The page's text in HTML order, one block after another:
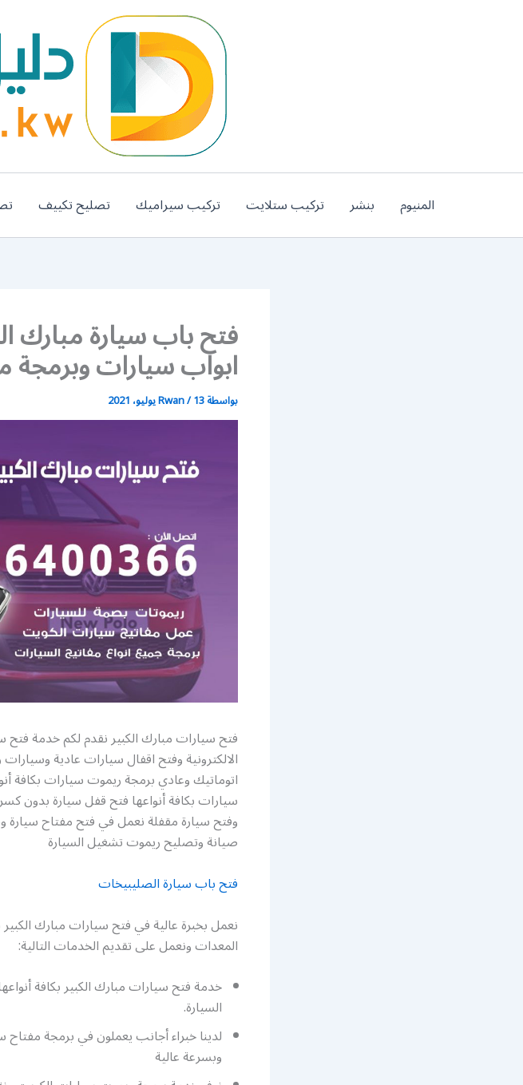
المنيوم بنشر تركيب ستلايت تركيب سيراميك تصليح تكييف
ابواب سيارات وبرمجة
بواسطة Rwan/13 يوليو، 2021
فتح سيارات مبارك الكبير نقدم لكم خدمة فتح
الالكترونية وفتح اقفال سيارات عادية
اتوماتيك وعادي برمجة ريموت سيارات
سيارات بكافة أنواعها فتح قفل سيارة بدون
وفتح سيارة مقفلة نعمل في فتح مفتاح
صيانة وتصليح ريموت تشغيل السيارة
فتح باب سيارة الصليبيخات
نعمل بخبرة عالية في فتح سيارات مبارك
المعدات ونعمل على تقديم الخدمات التالية:
خدمة فتح سيارات مبارك الكبير بكافة
السيارة.
لدينا خبراء أجانب يعملون في برمجة مفتاح
وبسرعة عالية